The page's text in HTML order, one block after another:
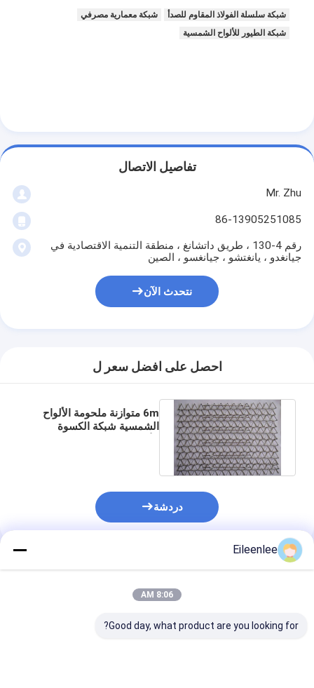
شبكة سلسلة الفولاذ المقاوم للصدأ
شبكة معمارية مصرفي
شبكة الطيور للألواح الشمسية
تفاصيل الاتصال
Mr. Zhu
86-13905251085
رقم 4-130 ، طريق داتشانغ ، منطقة التنمية الاقتصادية في
جيانغدو ، يانغتشو ، جيانغسو ، الصين
نتحدث الآن
احصل على افضل سعر ل
6m متوازنة ملحومة الألواح
الشمسية شبكة الكسوة
دردشة
المنتجات الموصى بها
Eileenlee
8:06 AM
Good day, what product are you looking for?